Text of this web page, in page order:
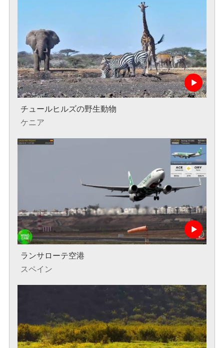
チュールヒルズの野生動物
ケニア
ランサローテ空港
スペイン